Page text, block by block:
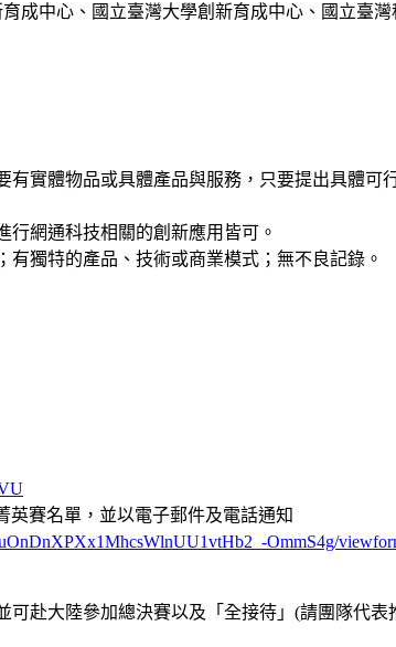
成中心、國立臺灣大學創新育成中心、國立臺
實體物品或具體產品與服務，只要提出具體
網通科技相關的創新應用皆可。
獨特的產品、技術或商業模式；無不良記錄。
英賽名單，並以電子郵件及電話通知
OmmS4g/
赴大陸參加總決賽以及「全接待」(請團隊代